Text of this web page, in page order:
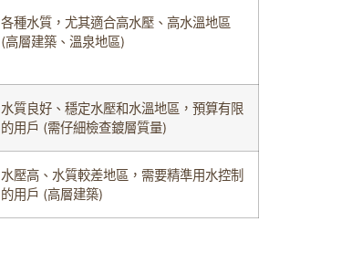
各種水質，尤其適合高水壓、高水溫地區
(高層建築、溫泉地區)
水質良好、穩定水壓和水溫地區，預算有限
的用戶 (需仔細檢查鍍層質量)
水壓高、水質較差地區，需要精準用水控制
的用戶 (高層建築)